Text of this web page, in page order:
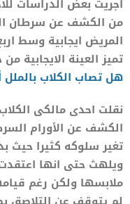
أجريت بعض الدراسات
من الكشف عن سرطان
المريض ايجابية وسط
تميز العينة الايجابية
هل تصاب الكلاب بالملل
نقلت احدى مالكى
الكشف عن الأورام
تغير سلوكه كثيرا حيث
ويلهث حتى انها
ملابسها ولكن رغم